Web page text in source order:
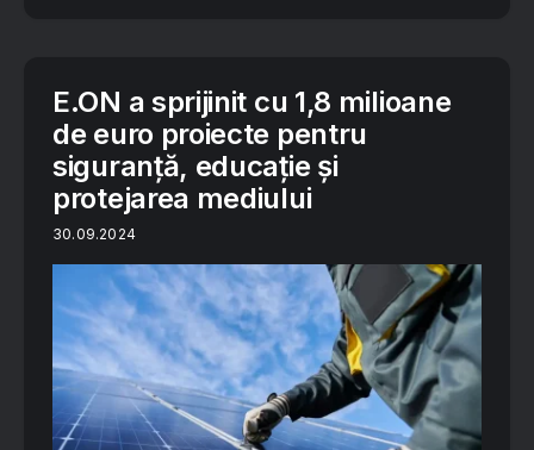
E.ON a sprijinit cu 1,8 milioane
de euro proiecte pentru
siguranță, educație și
protejarea mediului
30.09.2024